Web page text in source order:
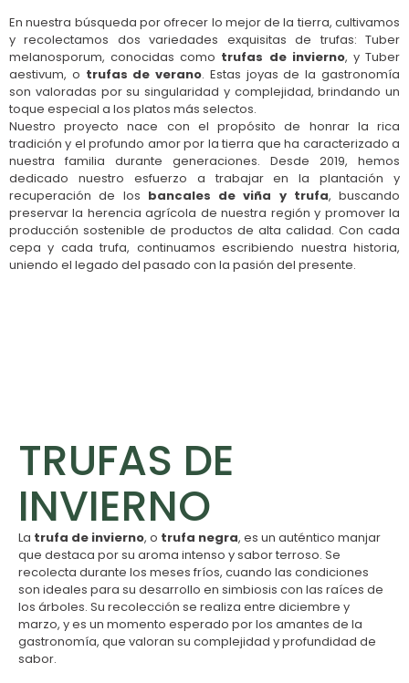
En nuestra búsqueda por ofrecer lo mejor de la tierra, cultivamos
y recolectamos dos variedades exquisitas de trufas: Tuber
melanosporum, conocidas como trufas de invierno, y Tuber
aestivum, o trufas de verano. Estas joyas de la gastronomía
son valoradas por su singularidad y complejidad, brindando un
toque especial a los platos más selectos.
Nuestro proyecto nace con el propósito de honrar la rica
tradición y el profundo amor por la tierra que ha caracterizado a
nuestra familia durante generaciones. Desde 2019, hemos
dedicado nuestro esfuerzo a trabajar en la plantación y
recuperación de los bancales de viña y trufa, buscando
preservar la herencia agrícola de nuestra región y promover la
producción sostenible de productos de alta calidad. Con cada
cepa y cada trufa, continuamos escribiendo nuestra historia,
uniendo el legado del pasado con la pasión del presente.
TRUFAS DE
INVIERNO
La trufa de invierno, o trufa negra, es un auténtico manjar
que destaca por su aroma intenso y sabor terroso. Se
recolecta durante los meses fríos, cuando las condiciones
son ideales para su desarrollo en simbiosis con las raíces de
los árboles. Su recolección se realiza entre diciembre y
marzo, y es un momento esperado por los amantes de la
gastronomía, que valoran su complejidad y profundidad de
sabor.